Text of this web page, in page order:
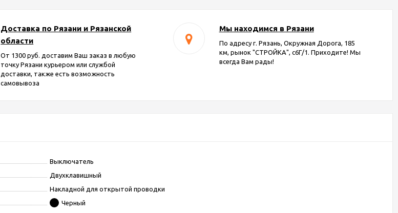
Доставка по Рязани и Рязанской
области
От 1300 руб. доставим Ваш заказ в любую
точку Рязани курьером или службой
доставки, также есть возможность
самовывоза
Мы находимся в Рязани
По адресу г. Рязань, Окружная Дорога, 185
км, рынок "СТРОЙКА", с6Г/1. Приходите! Мы
всегда Вам рады!
Выключатель
Двухклавишный
Накладной для открытой проводки
Черный